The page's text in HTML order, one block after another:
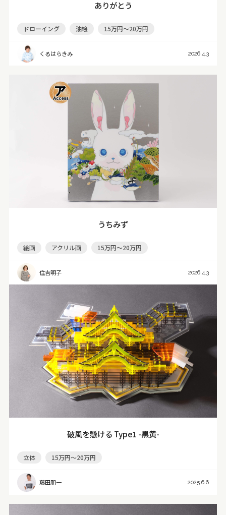
ありがとう
ドローイング 油絵 15万円～20万円
くるはらきみ 2026.4.3
うちみず
絵画 アクリル画 15万円～20万円
住吉明子 2026.4.3
破風を懸ける Type1 -黒黄-
立体 15万円～20万円
藤田朋一 2025.6.6